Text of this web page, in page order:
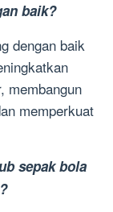
baik?
dengan baik
membangun
memperkuat
sepak bola